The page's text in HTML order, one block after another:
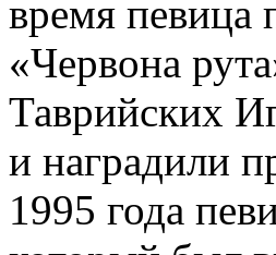
время певица
«Червона
Таврийских
и наградили
1995 года